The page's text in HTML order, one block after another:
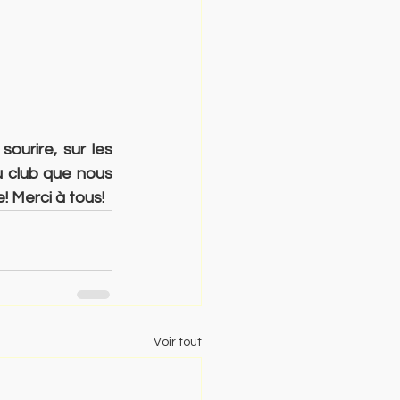
sur les
club que nous
Merci à tous!
Voir tout